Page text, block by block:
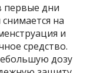
первые дни
на
и
средство.
дозу